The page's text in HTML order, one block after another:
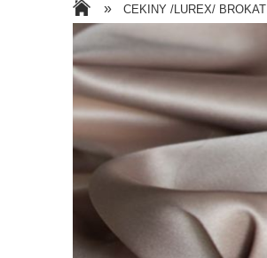
» CEKINY /LUREX/ BROKAT